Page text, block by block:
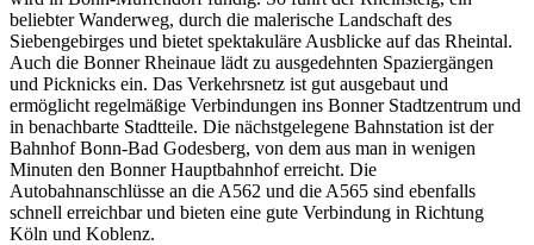
beliebter Wanderweg, durch die malerische Landschaft des
Siebengebirges und bietet spektakuläre Ausblicke auf das Rheintal.
Auch die Bonner Rheinaue lädt zu ausgedehnten Spaziergängen
und Picknicks ein. Das Verkehrsnetz ist gut ausgebaut und
ermöglicht regelmäßige Verbindungen ins Bonner Stadtzentrum und
in benachbarte Stadtteile. Die nächstgelegene Bahnstation ist der
Bahnhof Bonn-Bad Godesberg, von dem aus man in wenigen
Minuten den Bonner Hauptbahnhof erreicht. Die
Autobahnanschlüsse an die A562 und die A565 sind ebenfalls
schnell erreichbar und bieten eine gute Verbindung in Richtung
Köln und Koblenz.